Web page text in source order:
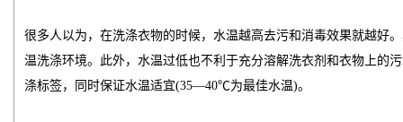
很多人以为，在洗涤衣物的时候，水温越高去污和消毒效果就越好
温洗涤环境。此外，水温过低也不利于充分溶解洗衣剂和衣物上的
涤标签，同时保证水温适宜(35—40℃为最佳水温)。